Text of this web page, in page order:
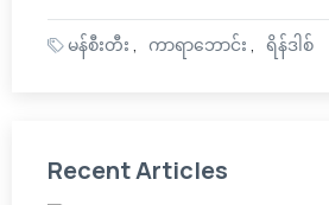
မန်စီးတီး ကာရာဘောင်း ရိန်ဒါစ်
Recent Articles